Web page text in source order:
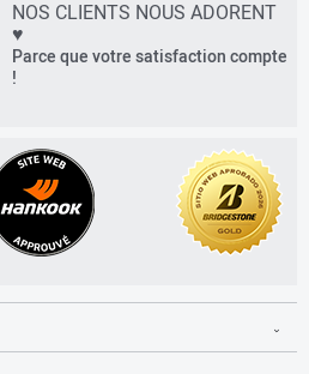
NOS CLIENTS NOUS ADORENT
♥
Parce que votre satisfaction compte
!